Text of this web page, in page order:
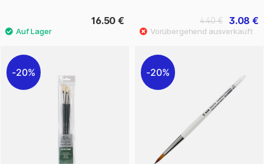
16.50 € 3.08 €
4.40 €
20% 20%